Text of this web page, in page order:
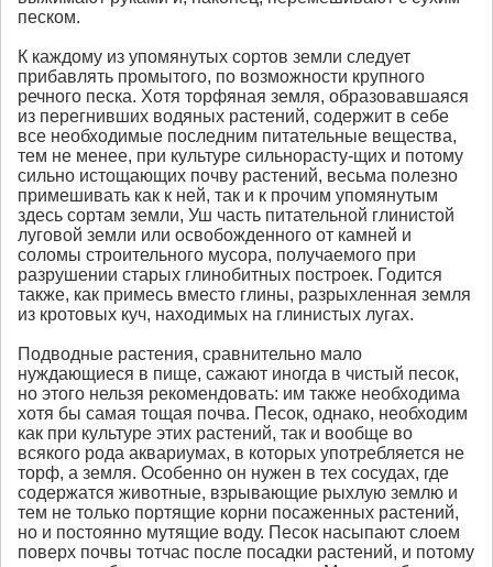
песком.
К каждому из упомянутых сортов земли следует
прибавлять промытого, по возможности крупного
речного песка. Хотя торфяная земля, образовавшаяся
из перегнивших водяных растений, содержит в себе
все необходимые последним питательные вещества,
тем не менее, при культуре сильнорасту-щих и потому
сильно истощающих почву растений, весьма полезно
примешивать как к ней, так и к прочим упомянутым
здесь сортам земли, Уш часть питательной глинистой
луговой земли или освобожденного от камней и
соломы строительного мусора, получаемого при
разрушении старых глинобитных построек. Годится
также, как примесь вместо глины, разрыхленная земля
из кротовых куч, находимых на глинистых лугах.
Подводные растения, сравнительно мало
нуждающиеся в пище, сажают иногда в чистый песок,
но этого нельзя рекомендовать: им также необходима
хотя бы самая тощая почва. Песок, однако, необходим
как при культуре этих растений, так и вообще во
всякого рода аквариумах, в которых употребляется не
торф, а земля. Особенно он нужен в тех сосудах, где
содержатся животные, взрывающие рыхлую землю и
тем не только портящие корни посаженных растений,
но и постоянно мутящие воду. Песок насыпают слоем
поверх почвы тотчас после посадки растений, и потому